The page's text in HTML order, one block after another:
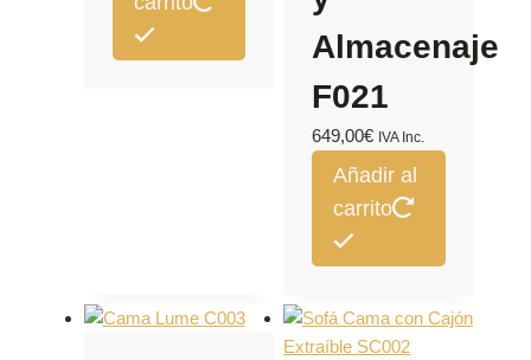
Almacenaje
F021
649,00€ IVA Inc.
Añadir al
carrito